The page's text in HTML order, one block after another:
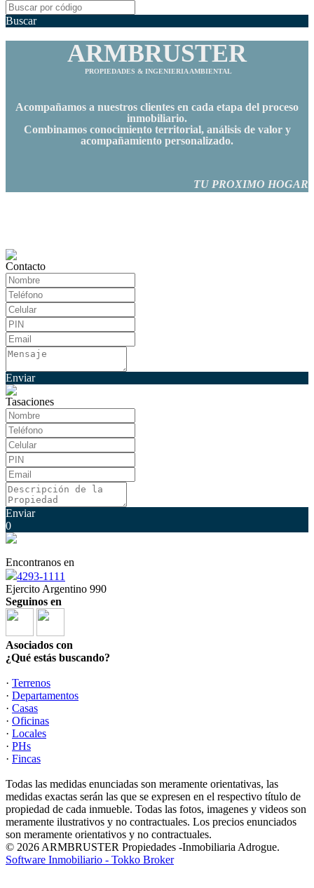
Buscar
ARMBRUSTER
PROPIEDADES & INGENIERIA AMBIENTAL
Acompañamos a nuestros clientes en cada etapa del proceso
inmobiliario.
Combinamos conocimiento territorial, análisis de valor y
acompañamiento personalizado.
TU PROXIMO HOGAR
Contacto
Enviar
Tasaciones
Enviar
0
Encontranos en
4293-1111
Ejercito Argentino 990
Seguinos en
Asociados con
¿Qué estás buscando?
· Terrenos
· Departamentos
· Casas
· Oficinas
· Locales
· PHs
· Fincas
Todas las medidas enunciadas son meramente orientativas, las
medidas exactas serán las que se expresen en el respectivo título de
propiedad de cada inmueble. Todas las fotos, imagenes y videos son
meramente ilustrativos y no contractuales. Los precios enunciados
son meramente orientativos y no contractuales.
© 2026 ARMBRUSTER Propiedades -Inmobiliaria Adrogue.
Software Inmobiliario - Tokko Broker